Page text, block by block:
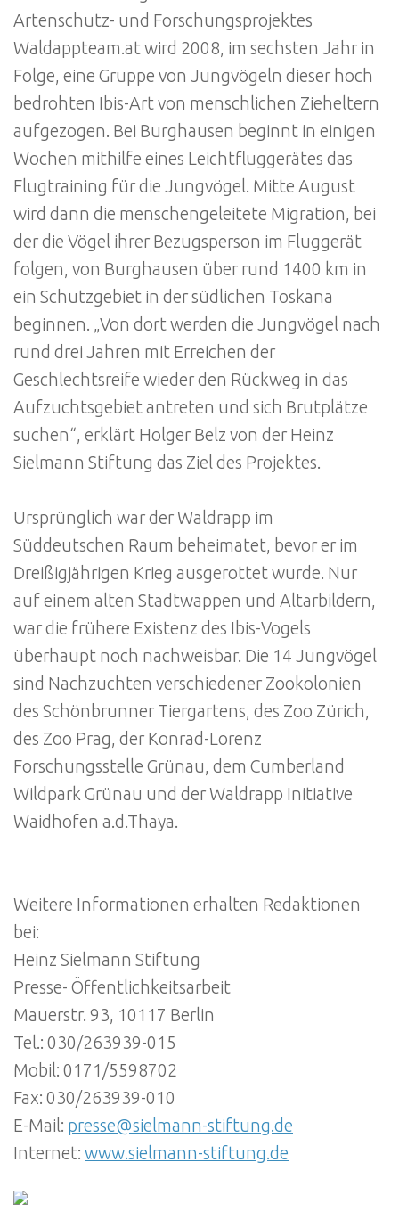
Artenschutz- und Forschungsprojektes
Waldappteam.at wird 2008, im sechsten Jahr in
Folge, eine Gruppe von Jungvögeln dieser hoch
bedrohten Ibis-Art von menschlichen Zieheltern
aufgezogen. Bei Burghausen beginnt in einigen
Wochen mithilfe eines Leichtfluggerätes das
Flugtraining für die Jungvögel. Mitte August
wird dann die menschengeleitete Migration, bei
der die Vögel ihrer Bezugsperson im Fluggerät
folgen, von Burghausen über rund 1400 km in
ein Schutzgebiet in der südlichen Toskana
beginnen. „Von dort werden die Jungvögel nach
rund drei Jahren mit Erreichen der
Geschlechtsreife wieder den Rückweg in das
Aufzuchtsgebiet antreten und sich Brutplätze
suchen“, erklärt Holger Belz von der Heinz
Sielmann Stiftung das Ziel des Projektes.
Ursprünglich war der Waldrapp im
Süddeutschen Raum beheimatet, bevor er im
Dreißigjährigen Krieg ausgerottet wurde. Nur
auf einem alten Stadtwappen und Altarbildern,
war die frühere Existenz des Ibis-Vogels
überhaupt noch nachweisbar. Die 14 Jungvögel
sind Nachzuchten verschiedener Zookolonien
des Schönbrunner Tiergartens, des Zoo Zürich,
des Zoo Prag, der Konrad-Lorenz
Forschungsstelle Grünau, dem Cumberland
Wildpark Grünau und der Waldrapp Initiative
Waidhofen a.d.Thaya.
Weitere Informationen erhalten Redaktionen
bei:
Heinz Sielmann Stiftung
Presse- Öffentlichkeitsarbeit
Mauerstr. 93, 10117 Berlin
Tel.: 030/263939-015
Mobil: 0171/5598702
Fax: 030/263939-010
E-Mail: presse@sielmann-stiftung.de
Internet: www.sielmann-stiftung.de